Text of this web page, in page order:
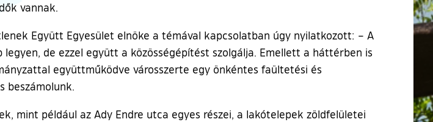
vannak.
Együtt Egyesület elnöke a témával kapcsolatban úgy nyilatkozott: – A
de ezzel együtt a közösségépítést szolgálja. Emellett a háttérben is
együttműködve városszerte egy önkéntes faültetési és
beszámolunk.
mint például az Ady Endre utca egyes részei, a lakótelepek zöldfelületei